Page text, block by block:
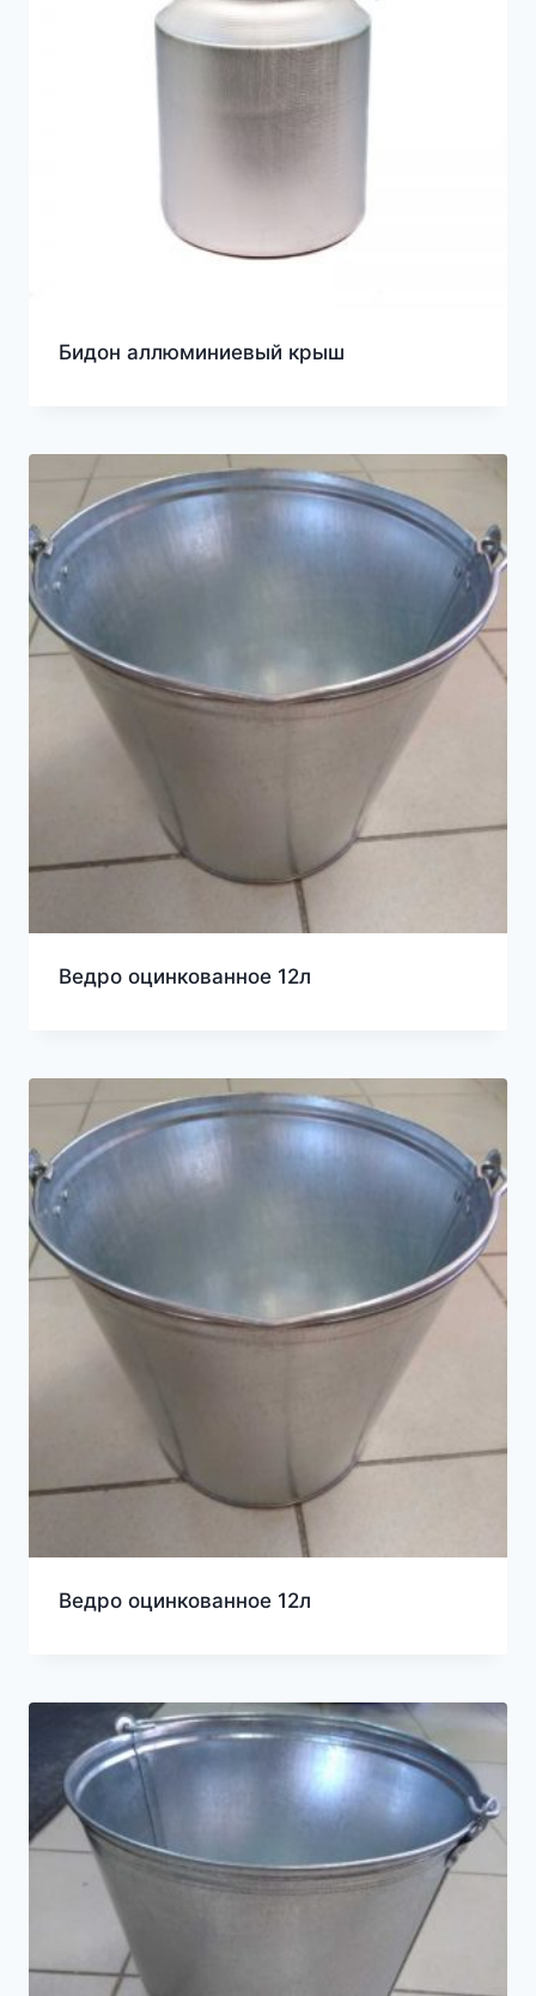
Бидон аллюминиевый крыш
Ведро оцинкованное 12л
Ведро оцинкованное 12л